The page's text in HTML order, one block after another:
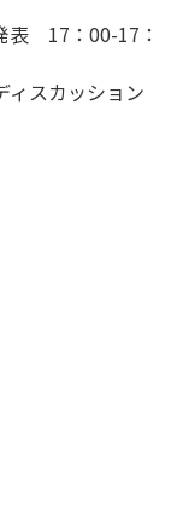
表 17：00-17：
ィスカッション